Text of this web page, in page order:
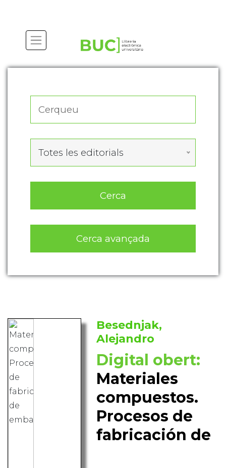
Totes les editorials
Cerca
Cerca avançada
Besednjak,
Alejandro
Digital obert:
Materiales
compuestos.
Procesos de
fabricación de